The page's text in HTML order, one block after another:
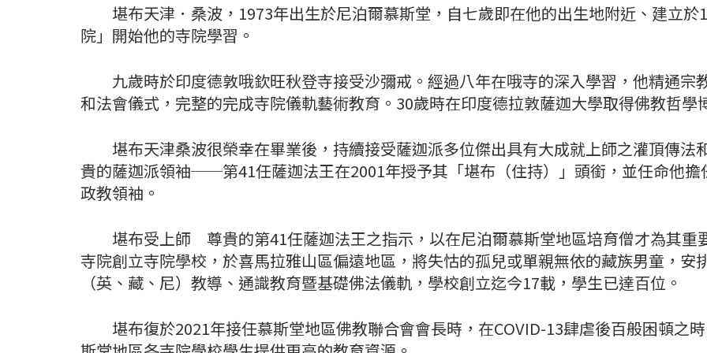
堪布天津．桑波，1973年出生於尼泊爾慕斯堂，自七歲即在他的出生地附近、建立於
院」開始他的寺院學習。
九歲時於印度德敦哦欽旺秋登寺接受沙彌戒。經過八年在哦寺的深入學習，他精通宗
和法會儀式，完整的完成寺院儀軌藝術教育。30歲時在印度德拉敦薩迦大學取得佛教哲學
堪布天津桑波很榮幸在畢業後，持續接受薩迦派多位傑出具有大成就上師之灌頂傳法
貴的薩迦派領袖──第41任薩迦法王在2001年授予其「堪布（住持）」頭銜，並任命他
政教領袖。
堪布受上師 尊貴的第41任薩迦法王之指示，以在尼泊爾慕斯堂地區培育僧才為其重
寺院創立寺院學校，於喜馬拉雅山區偏遠地區，將失怙的孤兒或單親無依的藏族男童，
（英、藏、尼）教導、通識教育暨基礎佛法儀軌，學校創立迄今17載，學生已達百位。
堪布復於2021年接任慕斯堂地區佛教聯合會會長時，在COVID-13肆虐後百般困頓之